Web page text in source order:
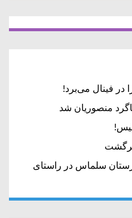
در فینال می‌برد!
منصوریان شد
برگشت
سلماس در راستای